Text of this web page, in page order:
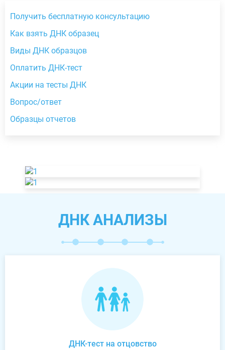
Получить бесплатную консультацию
Как взять ДНК образец
Виды ДНК образцов
Оплатить ДНК-тест
Акции на тесты ДНК
Вопрос/ответ
Образцы отчетов
ДНК АНАЛИЗЫ
ДНК-тест на отцовство